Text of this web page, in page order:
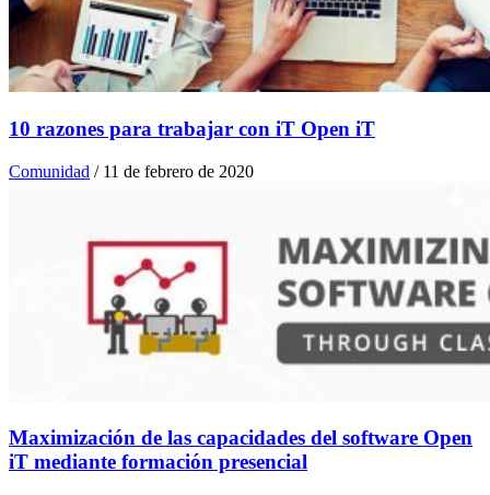
10 razones para trabajar con iT Open iT
Comunidad / 11 de febrero de 2020
Maximización de las capacidades del software Open
iT mediante formación presencial